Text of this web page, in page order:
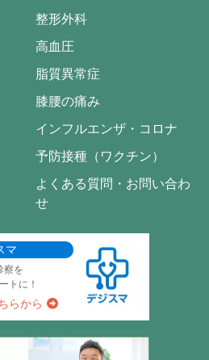
整形外科
高血圧
脂質異常症
膝腰の痛み
インフルエンザ・コロナ
予防接種（ワクチン）
よくある質問・お問い合わ
せ
マ
察を
トに！
らから